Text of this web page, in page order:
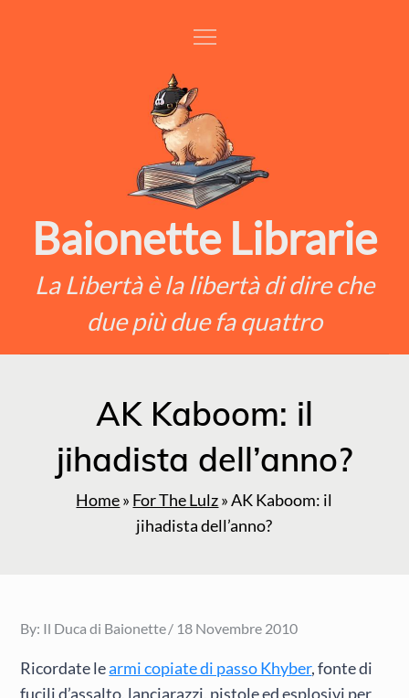
Baionette Librarie
La Libertà è la libertà di dire che
due più due fa quattro
AK Kaboom: il
jihadista dell’anno?
Home» For The Lulz»AK Kaboom: il
jihadista dell’anno?
By: Il Duca di Baionette Posted
18 Novembre 2010
Ricordate learmi copiate di passo Khyber, fonte di
fucili d’assalto, lanciarazzi, pistole ed esplosivi per